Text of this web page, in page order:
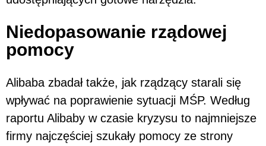
Niedopasowanie rządowej
pomocy
Alibaba zbadał także, jak rządzący starali się
wpływać na poprawienie sytuacji MŚP. Według
raportu Alibaby w czasie kryzysu to najmniejsze
firmy najczęściej szukały pomocy ze strony